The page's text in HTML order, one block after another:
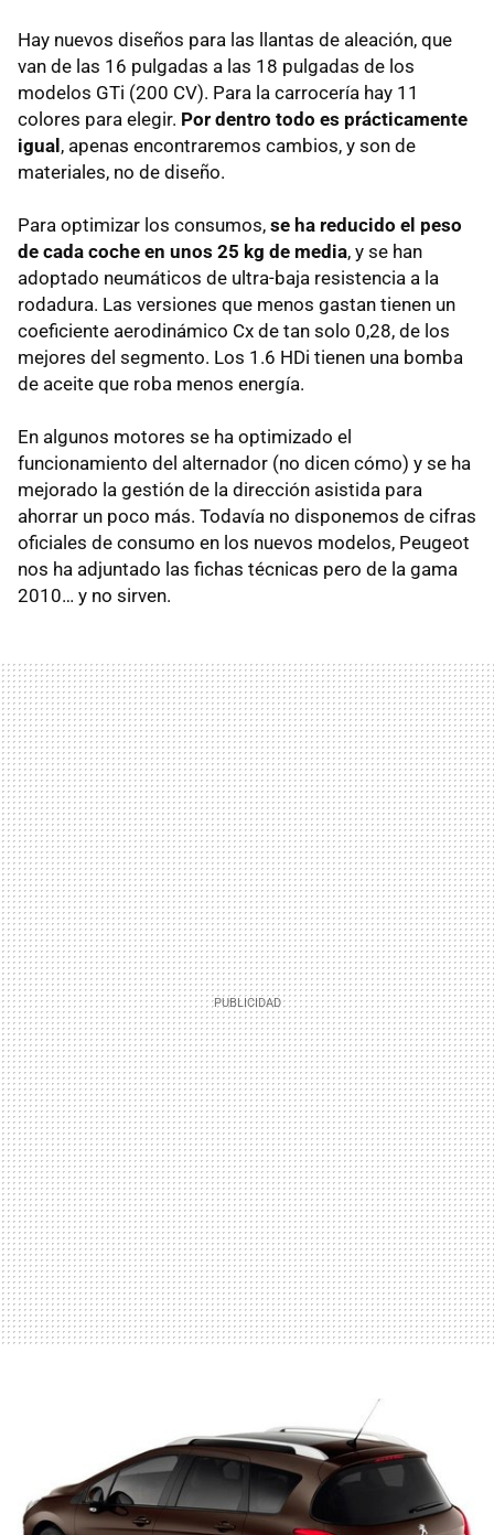
Hay nuevos diseños para las llantas de aleación, que
van de las 16 pulgadas a las 18 pulgadas de los
modelos GTi (200 CV). Para la carrocería hay 11
colores para elegir. Por dentro todo es prácticamente
igual, apenas encontraremos cambios, y son de
materiales, no de diseño.
Para optimizar los consumos, se ha reducido el peso
de cada coche en unos 25 kg de media, y se han
adoptado neumáticos de ultra-baja resistencia a la
rodadura. Las versiones que menos gastan tienen un
coeficiente aerodinámico Cx de tan solo 0,28, de los
mejores del segmento. Los 1.6 HDi tienen una bomba
de aceite que roba menos energía.
En algunos motores se ha optimizado el
funcionamiento del alternador (no dicen cómo) y se ha
mejorado la gestión de la dirección asistida para
ahorrar un poco más. Todavía no disponemos de cifras
oficiales de consumo en los nuevos modelos, Peugeot
nos ha adjuntado las fichas técnicas pero de la gama
2010… y no sirven.